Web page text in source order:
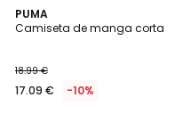
PUMA
Camiseta de manga corta
18.99 €
17.09 € -10%
4
Colores